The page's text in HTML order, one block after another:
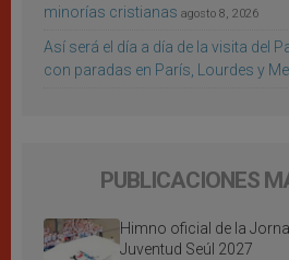
minorías cristianas agosto 8, 2026
Así será el día a día de la visita del
con paradas en París, Lourdes y
PUBLICACIONES
Himno oficial de la
Juventud Seúl 2027